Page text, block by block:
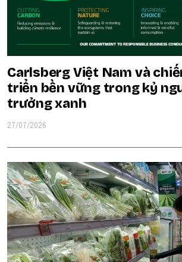
Carlsberg Việt Nam và
triển bền vững trong kỷ
trưởng xanh
27/07/2026